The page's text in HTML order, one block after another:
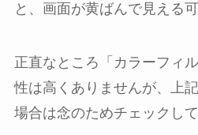
と、画面が黄ばんで見える
正直なところ「カラーフィ
性は高くありませんが、上
場合は念のためチェックし